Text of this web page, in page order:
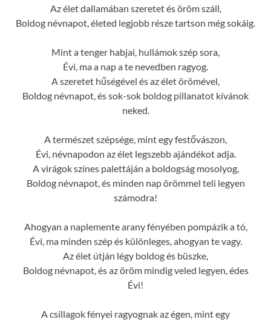
Az élet dallamában szeretet és öröm száll,
Boldog névnapot, életed legjobb része tartson még sokáig.
Mint a tenger habjai, hullámok szép sora,
Évi, ma a nap a te nevedben ragyog.
A szeretet hűségével és az élet örömével,
Boldog névnapot, és sok-sok boldog pillanatot kívánok
neked.
A természet szépsége, mint egy festővászon,
Évi, névnapodon az élet legszebb ajándékot adja.
A virágok színes palettáján a boldogság mosolyog,
Boldog névnapot, és minden nap örömmel teli legyen
számodra!
Ahogyan a naplemente arany fényében pompázik a tó,
Évi, ma minden szép és különleges, ahogyan te vagy.
Az élet útján légy boldog és büszke,
Boldog névnapot, és az öröm mindig veled legyen, édes
Évi!
A csillagok fényei ragyognak az égen, mint egy